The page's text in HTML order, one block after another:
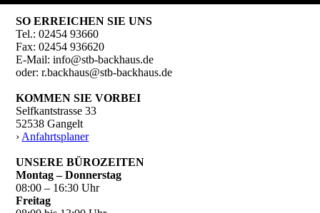
SO ERREICHEN SIE UNS
Tel.: 02454 93660
Fax: 02454 936620
E-Mail: info@stb-backhaus.de
oder: r.backhaus@stb-backhaus.de
KOMMEN SIE VORBEI
Selfkantstrasse 33
52538 Gangelt
› Anfahrtsplaner
UNSERE BÜROZEITEN
Montag – Donnerstag
08:00 – 16:30 Uhr
Freitag